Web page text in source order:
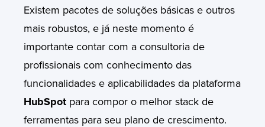
Existem pacotes de soluções básicas e outros
mais robustos, e já neste momento é
importante contar com a consultoria de
profissionais com conhecimento das
funcionalidades e aplicabilidades da plataforma
HubSpot para compor o melhor stack de
ferramentas para seu plano de crescimento.